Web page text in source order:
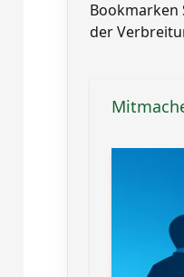
Bookmarken
der